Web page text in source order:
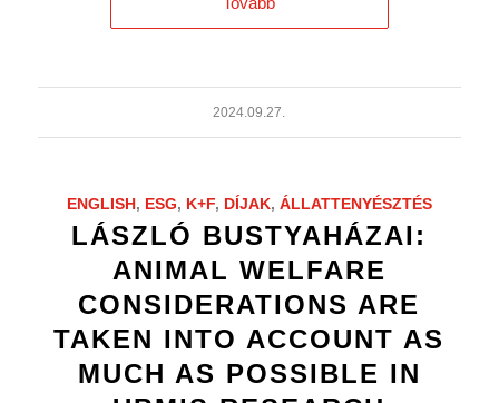
2024.09.27.
ENGLISH , ESG, K+F, DÍJAK, ÁLLATTENYÉSZTÉS
LÁSZLÓ BUSTYAHÁZAI:
ANIMAL WELFARE
CONSIDERATIONS ARE
TAKEN INTO ACCOUNT AS
MUCH AS POSSIBLE IN